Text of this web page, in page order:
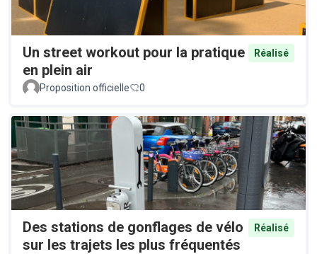
Un street workout pour la pratique
en plein air
Réalisé
Proposition officielle 0
Des stations de gonflages de vélo
sur les trajets les plus fréquentés
Réalisé